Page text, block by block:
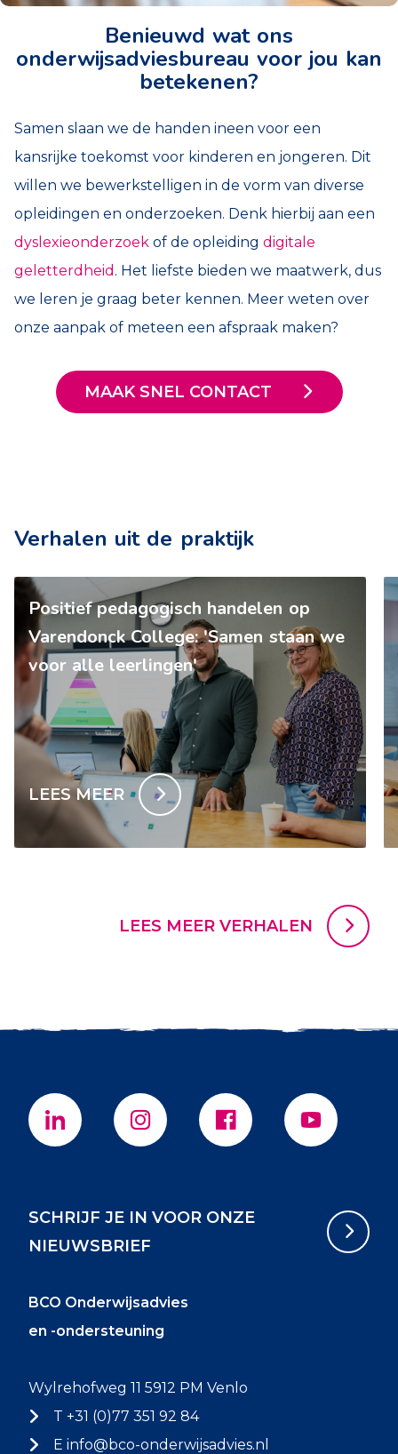
Benieuwd wat ons
onderwijsadviesbureau voor jou kan
betekenen?
Samen slaan we de handen ineen voor een
kansrijke toekomst voor kinderen en jongeren. Dit
willen we bewerkstelligen in de vorm van diverse
opleidingen en onderzoeken. Denk hierbij aan een
dyslexieonderzoek of de opleiding digitale
geletterdheid . Het liefste bieden we maatwerk, dus
we leren je graag beter kennen. Meer weten over
onze aanpak of meteen een afspraak maken?
MAAK SNEL CONTACT
Verhalen uit de praktijk
Positief pedagogisch handelen op
Varendonck College: 'Samen staan we
voor alle leerlingen'
LEES MEER
LEES MEER VERHALEN
SCHRIJF JE IN VOOR ONZE
NIEUWSBRIEF
BCO Onderwijsadvies
en -ondersteuning
Wylrehofweg 11 5912 PM Venlo
T +31 (0)77 351 92 84
E info@bco-onderwijsadvies.nl